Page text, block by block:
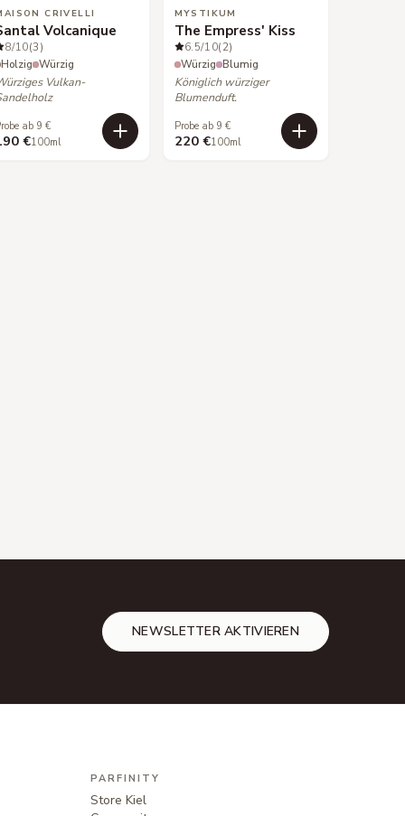
CRIVELLI
Volcanique
8/10(3)
Holzig Würzig
Vulkan-
ab 9 €
€100ml
MYSTIKUM
The Empress' Kiss
6.5/10(2)
Würzig Blumig
Königlich würziger
Blumenduft.
Probe ab 9 €
220 €100ml
NEWSLETTER AKTIVIEREN
PARFINITY
Store Kiel